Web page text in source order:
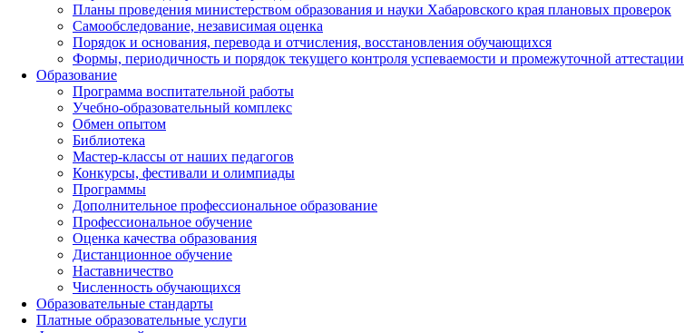
Планы проведения министерством образования и науки Хабаровского края плановых проверок
Самообследование, независимая оценка
Порядок и основания, перевода и отчисления, восстановления обучающихся
Формы, периодичность и порядок текущего контроля успеваемости и промежуточной аттестации
Образование
Программа воспитательной работы
Учебно-образовательный комплекс
Обмен опытом
Библиотека
Мастер-классы от наших педагогов
Конкурсы, фестивали и олимпиады
Программы
Дополнительное профессиональное образование
Профессиональное обучение
Оценка качества образования
Дистанционное обучение
Наставничество
Численность обучающихся
Образовательные стандарты
Платные образовательные услуги